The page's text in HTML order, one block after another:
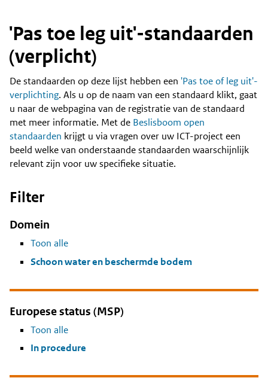
'Pas toe leg uit'-standaarden
(verplicht)
Content
De standaarden op deze lijst hebben een 'Pas toe of leg uit'-
verplichting. Als u op de naam van een standaard klikt, gaat
u naar de webpagina van de registratie van de standaard
met meer informatie. Met de Beslisboom open
standaarden krijgt u via vragen over uw ICT-project een
beeld welke van onderstaande standaarden waarschijnlijk
relevant zijn voor uw specifieke situatie.
Filter
Domein
Toon alle
Schoon water en beschermde bodem
Europese status (MSP)
Toon alle
In procedure